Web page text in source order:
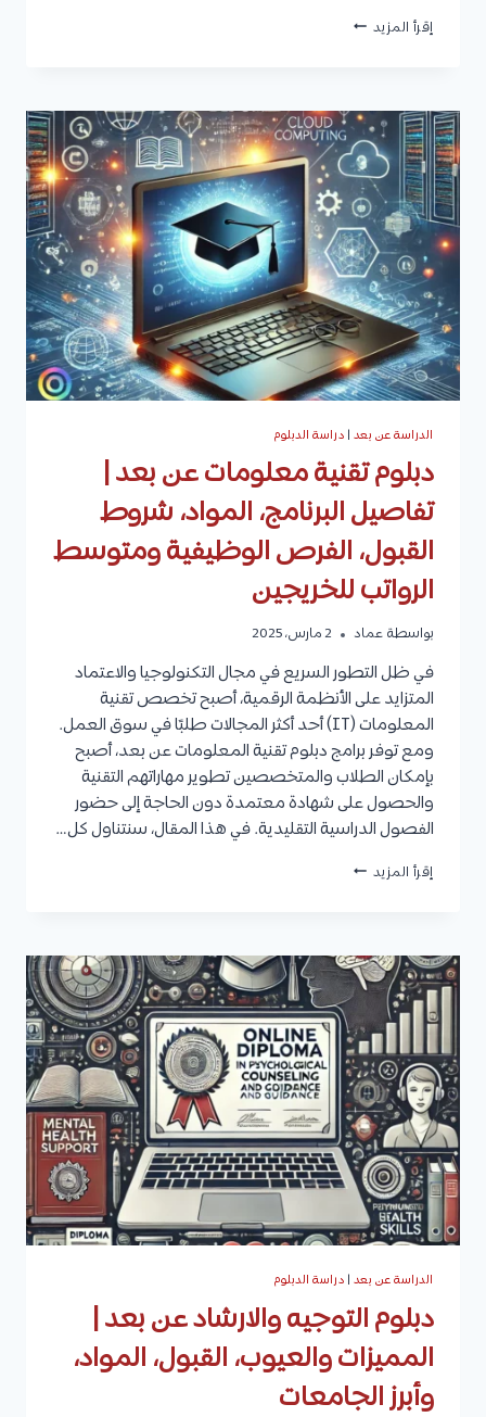
إقرأ المزيد أكاديمية
البرامج
والدورات
المتاحة،
الشروط،
الأسعار،
وكيفية
التقديم
الدراسة عن بعد | دراسة الدبلوم
دبلوم تقنية معلومات عن بعد |
تفاصيل البرنامج، المواد، شروط
القبول، الفرص الوظيفية ومتوسط
الرواتب للخريجين
بواسطة عماد 2 مارس، 2025
في ظل التطور السريع في مجال التكنولوجيا والاعتماد
المتزايد على الأنظمة الرقمية، أصبح تخصص تقنية
المعلومات (IT) أحد أكثر المجالات طلبًا في سوق العمل.
ومع توفر برامج دبلوم تقنية المعلومات عن بعد، أصبح
بإمكان الطلاب والمتخصصين تطوير مهاراتهم التقنية
والحصول على شهادة معتمدة دون الحاجة إلى حضور
الفصول الدراسية التقليدية. في هذا المقال، سنتناول كل…
إقرأ المزيد دبلوم
بعد
|
تفاصيل
البرنامج،
المواد،
شروط
القبول،
الفرص
الوظيفية
ومتوسط
الرواتب
للخريجين
الدراسة عن بعد | دراسة الدبلوم
دبلوم التوجيه والارشاد عن بعد |
المميزات والعيوب، القبول، المواد،
وأبرز الجامعات